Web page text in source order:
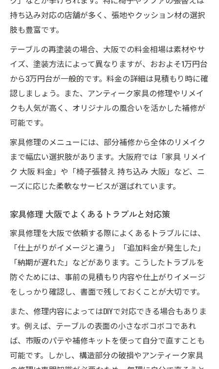
持ち込み対応の店舗が多く、張地やクッション材の選択
肢も豊富です。
テーブルの再塗装の場合、大阪での料金相場は素材やサ
イズ、塗装方法によって異なりますが、おおよそ1万円台
から3万円台が一般的です。料金の詳細は見積もり時に確
認しましょう。また、アンティーク家具の修理やリメイ
クも人気が高く、オリジナルの風合いを活かした補修が
可能です。
家具修理のメニューには、部分補修から全体のリメイク
まで幅広い選択肢があります。大阪府では「家具 リメイ
ク 大阪 料金」や「椅子張替え 持ち込み 大阪」など、ニ
ーズに応じた柔軟なサービスが選ばれています。
家具修理 大阪でよくあるトラブルと対応策
家具修理を大阪で依頼する際によくあるトラブルには、
「仕上がりがイメージと違う」「追加料金が発生した」
「納期が遅れた」などがあります。こうしたトラブルを
防ぐためには、事前の見積もり内容や仕上がりイメージ
をしっかり確認し、書面で残しておくことが大切です。
また、修理内容によってはDIYで対応できる場合もありま
す。例えば、テーブルの表面の小さなボコボコであれ
ば、市販のパテや補修キットを使って自分で直すことも
可能です。しかし、構造部分の破損やアンティーク家具